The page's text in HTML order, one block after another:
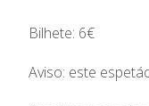
Bilhete: 6€
Aviso: este